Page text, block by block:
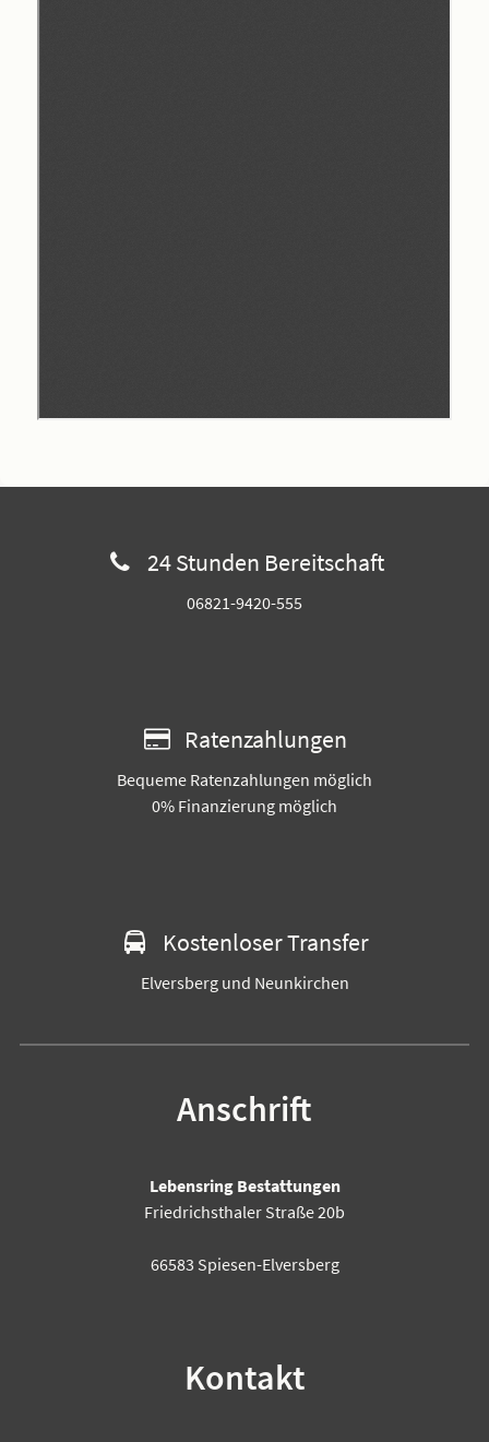
24 Stunden Bereitschaft
06821-9420-555
Ratenzahlungen
Bequeme Ratenzahlungen möglich
0% Finanzierung möglich
Kostenloser Transfer
Elversberg und Neunkirchen
Anschrift
Lebensring Bestattungen
Friedrichsthaler Straße 20b
66583 Spiesen-Elversberg
Kontakt